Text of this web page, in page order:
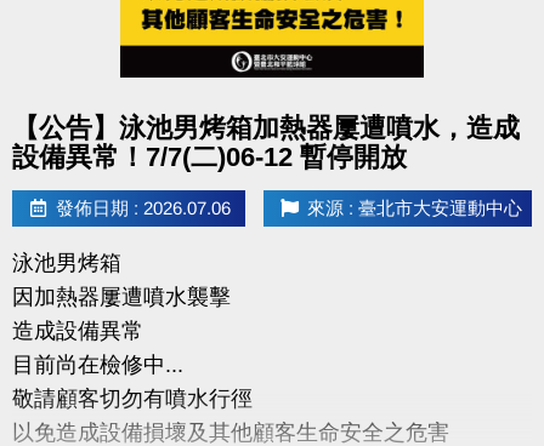
【公告】泳池男烤箱加熱器屢遭噴水，造成
設備異常！7/7(二)06-12 暫停開放
發佈日期 : 2026.07.06 來源 : 臺北市大安運動中心
泳池男烤箱
因加熱器屢遭噴水襲擊
造成設備異常
目前尚在檢修中...
敬請顧客切勿有噴水行徑
以免造成設備損壞及其他顧客生命安全之危害